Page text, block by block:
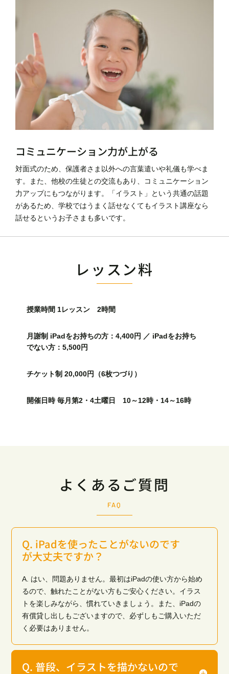
コミュニケーション力が上がる
対面式のため、保護者さま以外への言葉遣いや礼儀も学べま
す。また、他校の生徒との交流もあり、コミュニケーション
力アップにもつながります。「イラスト」という共通の話題
があるため、学校ではうまく話せなくてもイラスト講座なら
話せるというお子さまも多いです。
レッスン料
授業時間 1レッスン 2時間
月謝制 iPadをお持ちの方：4,400円 ／ iPadをお持ち
でない方：5,500円
チケット制 20,000円（6枚つづり）
開催日時 毎月第2・4土曜日 10～12時・14～16時
よくあるご質問
FAQ
Q. iPadを使ったことがないのです
が大丈夫ですか？
A. はい、問題ありません。最初はiPadの使い方から始め
るので、触れたことがない方もご安心ください。イラス
トを楽しみながら、慣れていきましょう。また、iPadの
有償貸し出しもございますので、必ずしもご購入いただ
く必要はありません。
Q. 普段、イラストを描かないので